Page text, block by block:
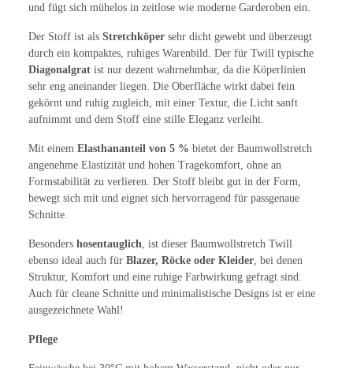
und fügt sich mühelos in zeitlose wie moderne Garderoben ein.
Der Stoff ist als Stretchköper sehr dicht gewebt und überzeugt
durch ein kompaktes, ruhiges Warenbild. Der für Twill typische
Diagonalgrat ist nur dezent wahrnehmbar, da die Köperlinien
sehr eng aneinander liegen. Die Oberfläche wirkt dabei fein
gekörnt und ruhig zugleich, mit einer Textur, die Licht sanft
aufnimmt und dem Stoff eine stille Eleganz verleiht.
Mit einem Elasthananteil von 5 % bietet der Baumwollstretch
angenehme Elastizität und hohen Tragekomfort, ohne an
Formstabilität zu verlieren. Der Stoff bleibt gut in der Form,
bewegt sich mit und eignet sich hervorragend für passgenaue
Schnitte.
Besonders hosentauglich , ist dieser Baumwollstretch Twill
ebenso ideal auch für Blazer, Röcke oder Kleider , bei denen
Struktur, Komfort und eine ruhige Farbwirkung gefragt sind.
Auch für cleane Schnitte und minimalistische Designs ist er eine
ausgezeichnete Wahl!
Pflege